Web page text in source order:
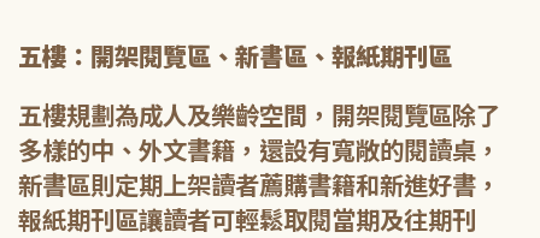
五樓：開架閱覽區、新書區、報紙期刊區
五樓規劃為成人及樂齡空間，開架閱覽區除了
多樣的中、外文書籍，還設有寬敞的閱讀桌，
新書區則定期上架讀者薦購書籍和新進好書，
報紙期刊區讓讀者可輕鬆取閱當期及往期刊